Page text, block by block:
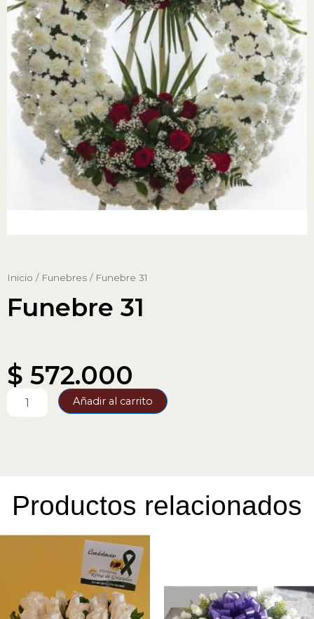
Inicio / Funebres / Funebre 31
Funebre 31
$ 572.000
Añadir al carrito
Productos relacionados